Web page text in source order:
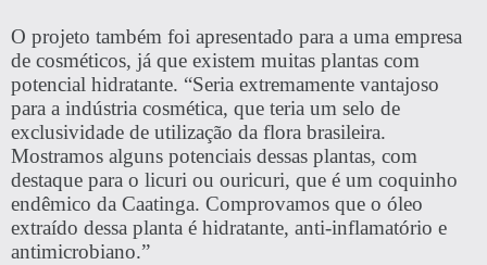
O projeto também foi apresentado para a uma empresa
de cosméticos, já que existem muitas plantas com
potencial hidratante. “Seria extremamente vantajoso
para a indústria cosmética, que teria um selo de
exclusividade de utilização da flora brasileira.
Mostramos alguns potenciais dessas plantas, com
destaque para o licuri ou ouricuri, que é um coquinho
endêmico da Caatinga. Comprovamos que o óleo
extraído dessa planta é hidratante, anti-inflamatório e
antimicrobiano.”